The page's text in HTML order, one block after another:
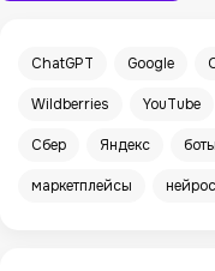
ChatGPT Google
Wildberries YouTube
Сбер Яндекс боты
маркетплейсы